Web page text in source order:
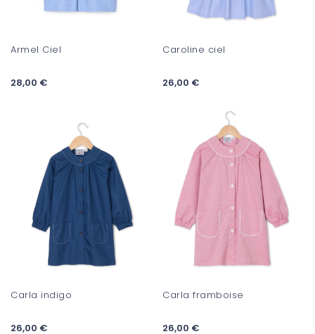
Armel Ciel
28,00 €
Caroline ciel
26,00 €
Carla indigo
26,00 €
Carla framboise
26,00 €